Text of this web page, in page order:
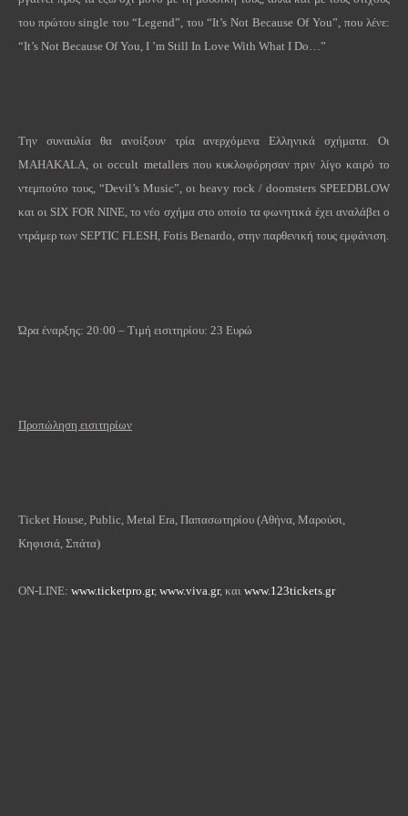
του πρώτου single του “Legend”, του “It’s Not Because Of You”, που λένε:
“It’s Not Because Of You, I ’m Still In Love With What I Do…”
Την συναυλία θα ανοίξουν τρία ανερχόμενα Ελληνικά σχήματα. Οι
MAHAKALA, οι occult metallers που κυκλοφόρησαν πριν λίγο καιρό το
ντεμπούτο τους, “Devil’s Music”, οι heavy rock / doomsters SPEEDBLOW
και οι SIX FOR NINE, το νέο σχήμα στο οποίο τα φωνητικά έχει αναλάβει ο
ντράμερ των SEPTIC FLESH, Fotis Benardo, στην παρθενική τους εμφάνιση.
Ώρα έναρξης: 20:00 – Τιμή εισιτηρίου: 23 Ευρώ
Προπώληση εισιτηρίων
Ticket House, Public, Metal Era, Παπασωτηρίου (Αθήνα, Μαρούσι,
Κηφισιά, Σπάτα)
OΝ-LINE: www.ticketpro.gr, www.viva.gr, και www.123tickets.gr